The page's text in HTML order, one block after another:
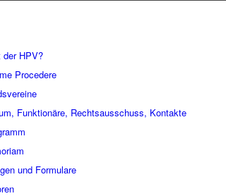
der HPV?
Procedere
Funktionäre, Rechtsausschuss, Kontakte
und Formulare